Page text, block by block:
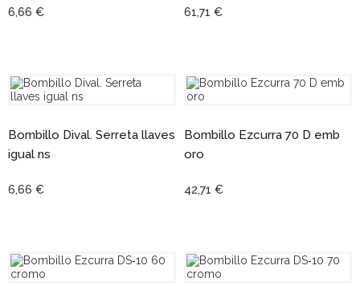
6,66 € 61,71 €
Bombillo Dival. Serreta llaves
igual ns
6,66 €
Bombillo Ezcurra 70 D emb
oro
42,71 €